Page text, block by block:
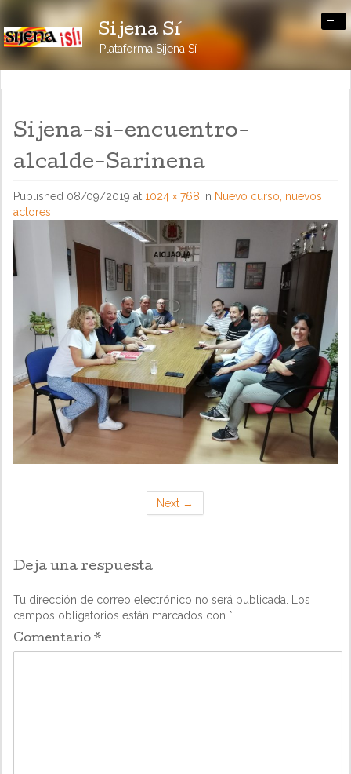
Sijena Sí
Plataforma Sijena Sí
-
Sijena-si-encuentro-
alcalde-Sarinena
Published 08/09/2019 at 1024 × 768 in Nuevo curso, nuevos
actores
Next →
Deja una respuesta
Tu dirección de correo electrónico no será publicada. Los
campos obligatorios están marcados con *
Comentario *